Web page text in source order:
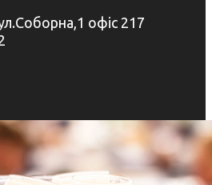
офіс 217